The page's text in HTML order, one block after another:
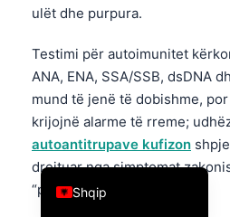
ulët dhe purpura.
Testimi për autoimunitet
ANA, ENA, SSA/SSB, dsDNA
mund të jenë të dobishme,
krijojnë alarme të rreme;
autoantitrupave kufizon
drejtuar nga simptomat
“peshkimi” të gjerë.
Shqip
English
Deutsch
العربية
Français
Italiano